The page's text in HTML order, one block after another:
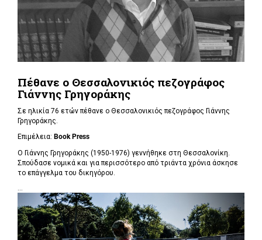
Πέθανε ο Θεσσαλονικιός πεζογράφος
Γιάννης Γρηγοράκης
Σε ηλικία 76 ετών πέθανε ο Θεσσαλονικιός πεζογράφος Γιάννης
Γρηγοράκης.
Επιμέλεια: Book Press
Ο Γιάννης Γρηγοράκης (1950-1976) γεννήθηκε στη Θεσσαλονίκη.
Σπούδασε νομικά και για περισσότερο από τριάντα χρόνια άσκησε
το επάγγελμα του δικηγόρου.
...